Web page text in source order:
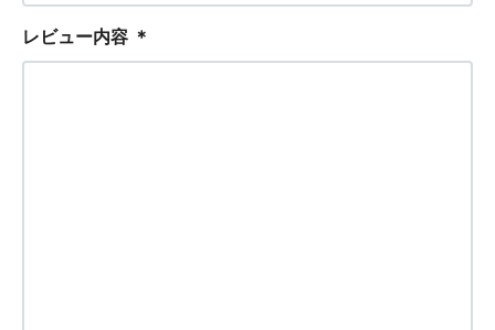
レビュー内容 ＊